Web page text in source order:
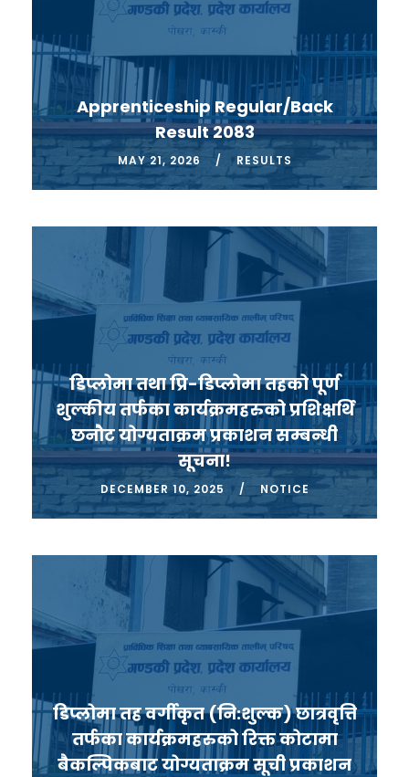
Apprenticeship Regular/Back
Result 2083
MAY 21, 2026 RESULTS
डिप्लोमा तथा प्रि-डिप्लोमा तहको पूर्ण
शुल्कीय तर्फका कार्यक्रमहरुको प्रशिक्षर्थि
छनौट योग्यताक्रम प्रकाशन सम्बन्धी
सूचना!
DECEMBER 10, 2025 NOTICE
डिप्लोमा तह वर्गीकृत (नि:शुल्क) छात्रवृत्ति
तर्फका कार्यक्रमहरुको रिक्त कोटामा
बैकल्पिकबाट योग्यताक्रम सूची प्रकाशन